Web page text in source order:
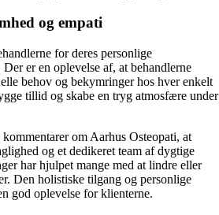
og empati
for deres personlige
er en oplevelse af, at behandlerne
behov og bekymringer hos hver enkelt
tillid og skabe en tryg atmosfære under
om Aarhus Osteopati, at
og et dedikeret team af dygtige
har hjulpet mange med at lindre eller
Den holistiske tilgang og personlige
god oplevelse for klienterne.